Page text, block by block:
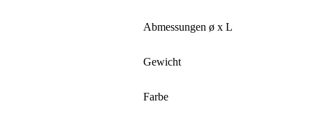
Abmessungen ø x L
Gewicht
Farbe